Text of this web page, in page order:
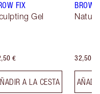
FIX
Gel
€
A LA CESTA
BROW
32,50 €